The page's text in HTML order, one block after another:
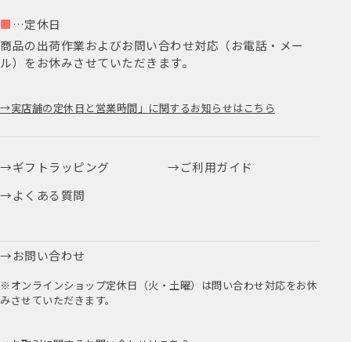
■ …定休日
商品の出荷作業およびお問い合わせ対応（お電話・メー
ル）をお休みさせていただきます。
実店舗の定休日と営業時間」に関するお知らせはこちら
ギフトラッピング
ご利用ガイド
よくある質問
お問い合わせ
※オンラインショップ定休日（火・土曜）は問い合わせ対応をお休
みさせていただきます。